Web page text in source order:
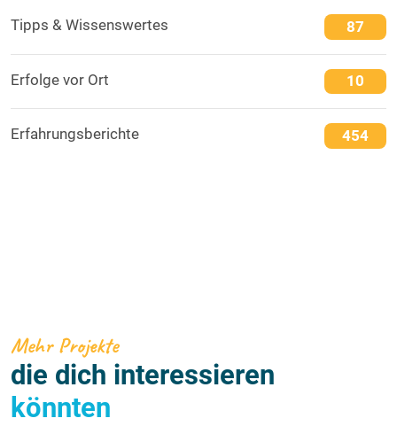
Tipps & Wissenswertes 87
Erfolge vor Ort 10
Erfahrungsberichte 454
Mehr Projekte
die dich interessieren
könnten